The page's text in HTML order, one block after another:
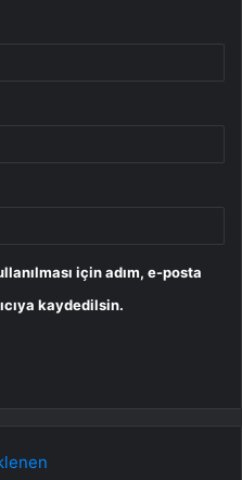
için adım, e-posta
kaydedilsin.